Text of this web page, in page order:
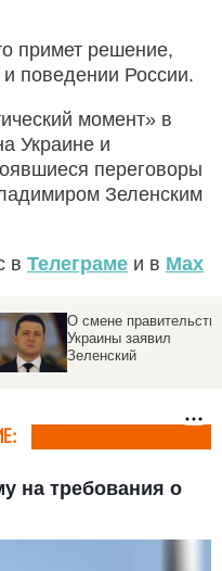
примет решение,
поведении России.
момент» в
Украине и
переговоры
Зеленским
в Телеграме и в Max
О смене
Украины заявил
Зеленский
на требования о